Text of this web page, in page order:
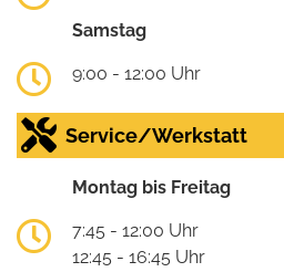
Samstag
9:00 - 12:00 Uhr
Service/Werkstatt
Montag bis Freitag
7:45 - 12:00 Uhr
12:45 - 16:45 Uhr